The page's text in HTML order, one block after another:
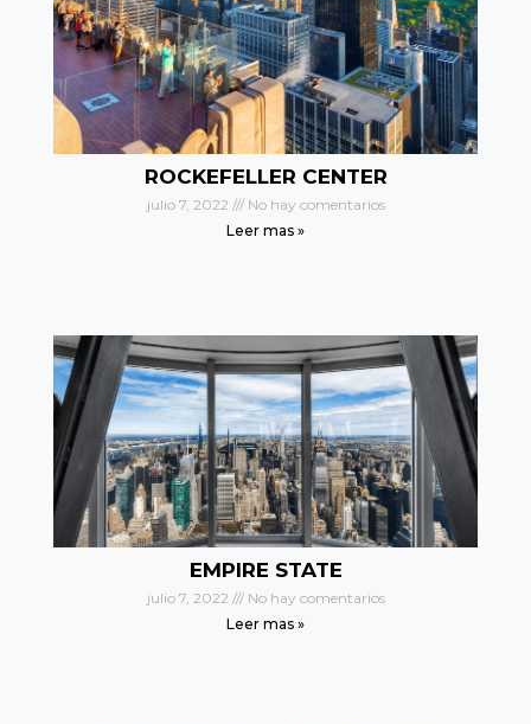
ROCKEFELLER CENTER
julio 7, 2022
No hay comentarios
Leer mas »
EMPIRE STATE
julio 7, 2022
No hay comentarios
Leer mas »